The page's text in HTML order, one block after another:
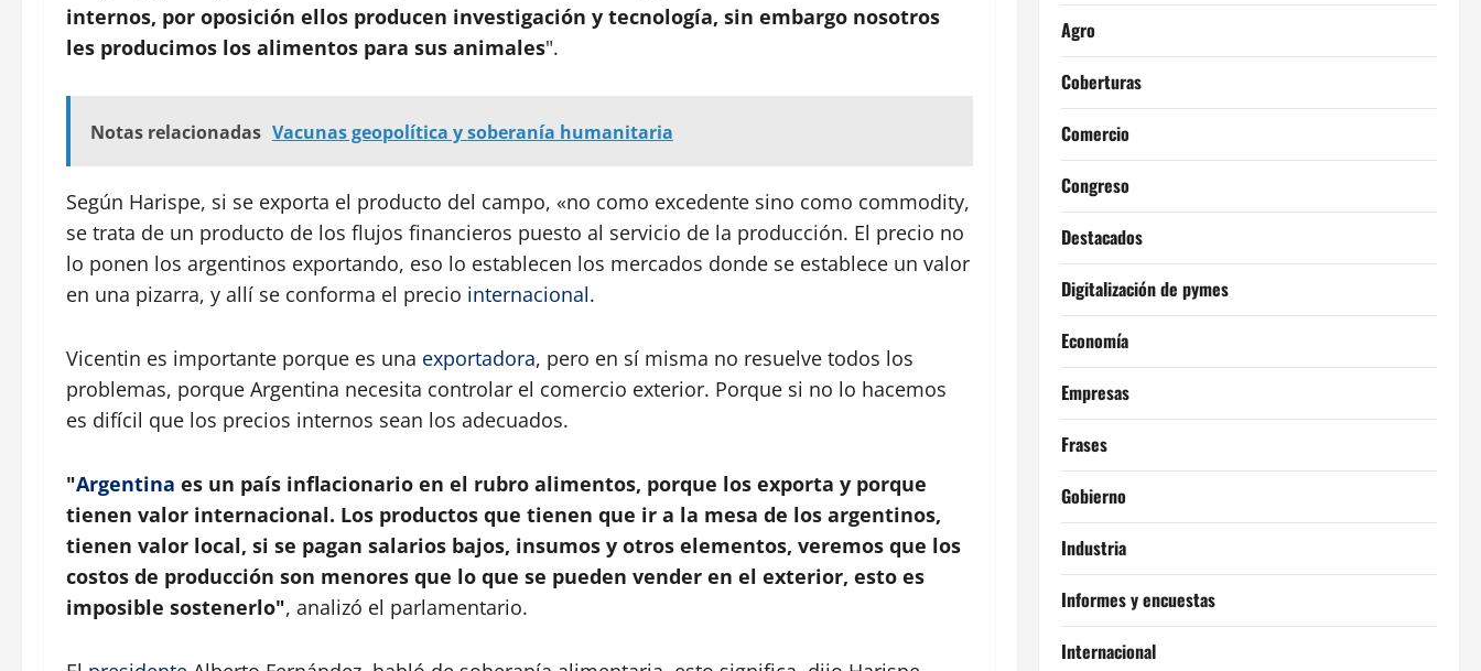
internos, por oposición ellos producen investigación y tecnología, sin embargo nosotros
les producimos los alimentos para sus animales".
Notas relacionadas Vacunas geopolítica y soberanía humanitaria
Según Harispe, si se exporta el producto del campo, «no como excedente sino como commodity,
se trata de un producto de los flujos financieros puesto al servicio de la producción. El precio no
lo ponen los argentinos exportando, eso lo establecen los mercados donde se establece un valor
en una pizarra, y allí se conforma el precio internacional.
Vicentin es importante porque es una exportadora, pero en sí misma no resuelve todos los
problemas, porque Argentina necesita controlar el comercio exterior. Porque si no lo hacemos
es difícil que los precios internos sean los adecuados.
"Argentina es un país inflacionario en el rubro alimentos, porque los exporta y porque
tienen valor internacional. Los productos que tienen que ir a la mesa de los argentinos,
tienen valor local, si se pagan salarios bajos, insumos y otros elementos, veremos que los
costos de producción son menores que lo que se pueden vender en el exterior, esto es
imposible sostenerlo", analizó el parlamentario.
Agro
Coberturas
Comercio
Congreso
Destacados
Digitalización de pymes
Economía
Empresas
Frases
Gobierno
Industria
Informes y encuestas
Internacional